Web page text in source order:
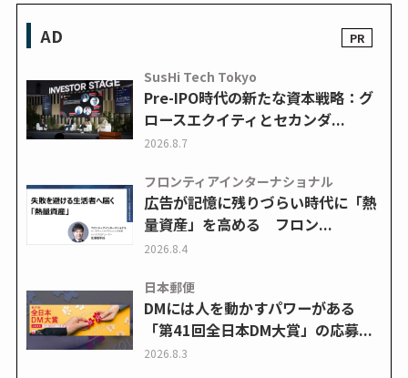
AD
SusHi Tech Tokyo
Pre-IPO時代の新たな資本戦略：グ
ロースエクイティとセカンダ...
2026.8.7
フロンティアインターナショナル
広告が記憶に残りづらい時代に「熱
量資産」を高める フロン...
2026.8.4
日本郵便
DMには人を動かすパワーがある
「第41回全日本DM大賞」の応募...
2026.8.3